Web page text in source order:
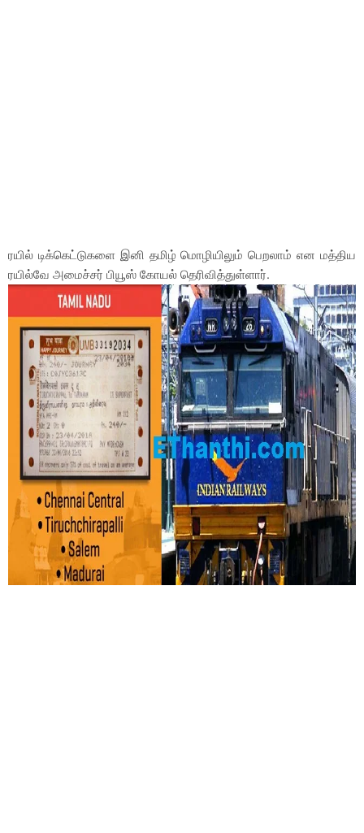
ரயில் டிக்கெட்டுகளை இனி தமிழ் மொழியிலும் பெறலாம் என மத்திய
ரயில்வே அமைச்சர் பியூஸ் கோயல் தெரிவித்துள்ளார்.